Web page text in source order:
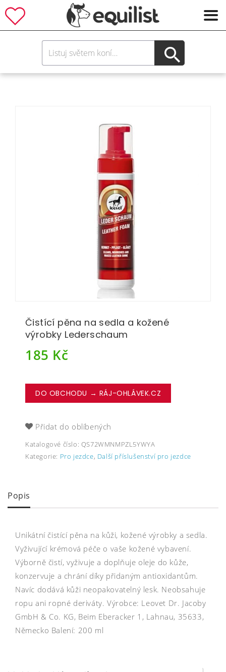
Čistící pěna na sedla a kožené
výrobky Lederschaum
185 Kč
DO OBCHODU → RÁJ-OHLÁVEK.CZ
Přidat do oblíbených
Katalogové číslo: QS72WMNMPZL5YWYA
Kategorie: Pro jezdce, Další příslušenství pro jezdce
Popis
Unikátní čistící pěna na kůži, kožené výrobky a sedla.
Vyživující krémová péče o vaše kožené vybavení.
Výborně čistí, vyživuje a doplňuje oleje do kůže,
konzervuje a chrání díky přidaným antioxidantům.
Navíc dodává kůži neopakovatelný lesk. Neobsahuje
ropu ani ropné deriváty. Výrobce: Leovet Dr. Jacoby
GmbH & Co. KG, Beim Eberacker 1, Lahnau, 35633,
Německo Balení: 200 ml